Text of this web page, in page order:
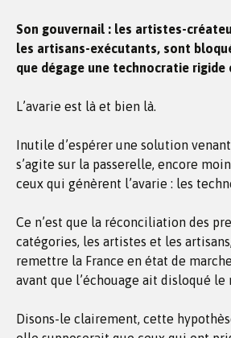
Son gouvernail : les artistes-
les artisans-exécutants, sont
que dégage une technocratie rigide
L’avarie est là et bien là.
Inutile d’espérer une solution
s’agite sur la passerelle, encore
ceux qui génèrent l’avarie : les
Ce n’est que la réconciliation des
catégories, les artistes et les
remettre la France en état de
avant que l’échouage ait disloqué le
Disons-le clairement, cette